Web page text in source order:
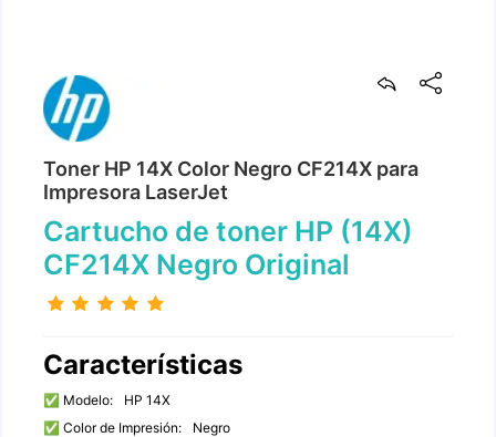
Toner HP 14X Color Negro CF214X para
Impresora LaserJet
Cartucho de toner HP (14X)
CF214X Negro Original
Características
✅ Modelo:
HP 14X
✅ Color de Impresión:
Negro